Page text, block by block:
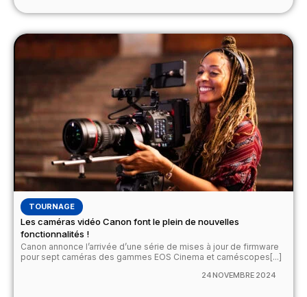
TOURNAGE
Les caméras vidéo Canon font le plein de nouvelles
fonctionnalités !
Canon annonce l’arrivée d’une série de mises à jour de firmware
pour sept caméras des gammes EOS Cinema et caméscopes[...]
24 NOVEMBRE 2024